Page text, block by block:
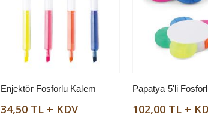
Enjektör Fosforlu Kalem
34,50 TL + KDV
Papatya 5'li
102,00 TL +